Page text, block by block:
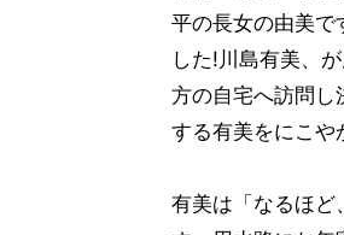
平の長女の由美で
した!川島有美、
方の自宅へ訪問し
する有美をにこや
有美は「なるほど